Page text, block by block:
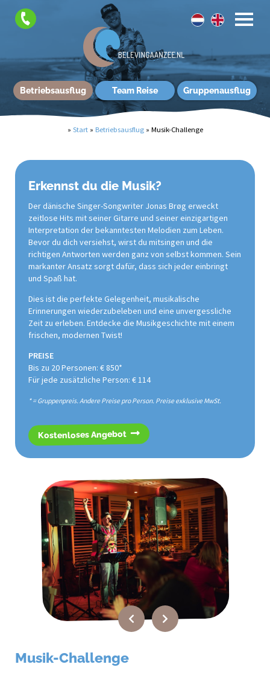
Betriebsausflug Team Reise Gruppenausflug
» Start » Betriebsausflug » Musik-Challenge
Erkennst du die Musik?
Der dänische Singer-Songwriter Jonas Brøg erweckt
zeitlose Hits mit seiner Gitarre und seiner einzigartigen
Interpretation der bekanntesten Melodien zum Leben.
Bevor du dich versiehst, wirst du mitsingen und die
richtigen Antworten werden ganz von selbst kommen. Sein
markanter Ansatz sorgt dafür, dass sich jeder einbringt
und Spaß hat.
Dies ist die perfekte Gelegenheit, musikalische
Erinnerungen wiederzubeleben und eine unvergessliche
Zeit zu erleben. Entdecke die Musikgeschichte mit einem
frischen, modernen Twist!
PREISE
Bis zu 20 Personen: € 850*
Für jede zusätzliche Person: € 114
* = Gruppenpreis. Andere Preise pro Person. Preise exklusive MwSt.
Kostenloses Angebot
Musik-Challenge